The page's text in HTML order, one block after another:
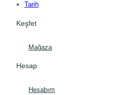
Tarih
Keşfet
Mağaza
Hesap
Hesabım